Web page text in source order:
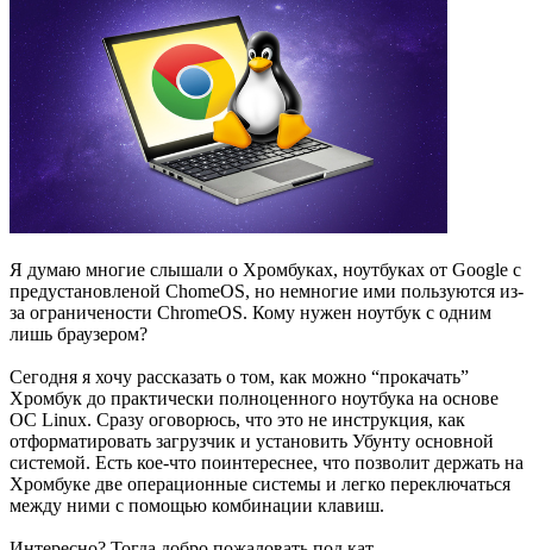
Я думаю многие слышали о Хромбуках, ноутбуках от Google с
предустановленой ChomeOS, но немногие ими пользуются из-
за ограничености ChromeOS. Кому нужен ноутбук с одним
лишь браузером?
Сегодня я хочу рассказать о том, как можно “прокачать”
Хромбук до практически полноценного ноутбука на основе
ОС Linux. Сразу оговорюсь, что это не инструкция, как
отформатировать загрузчик и установить Убунту основной
системой. Есть кое-что поинтереснее, что позволит держать на
Хромбуке две операционные системы и легко переключаться
между ними с помощью комбинации клавиш.